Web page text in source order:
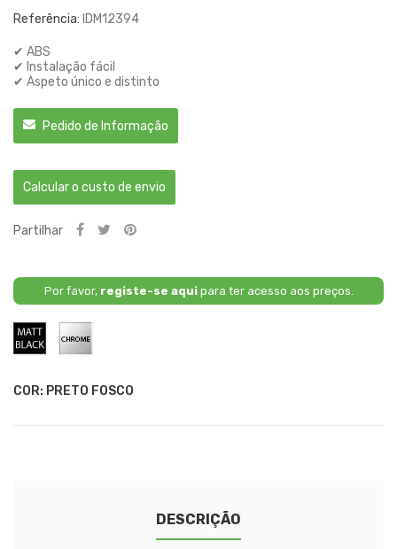
Referência: IDM12394
✔ ABS
✔ Instalação fácil
✔ Aspeto único e distinto
Pedido de Informação
Calcular o custo de envio
Partilhar
Por favor, registe-se aquipara ter acesso aos preços.
COR: PRETO FOSCO
Fosco
Cromado
DESCRIÇÃO